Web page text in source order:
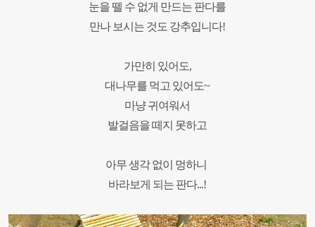
눈을 뗄 수 없게 만드는 판다를
만나 보시는 것도 강추입니다!
가만히 있어도,
대나무를 먹고 있어도~
마냥 귀여워서
발걸음을 떼지 못하고
아무 생각 없이 멍하니
바라보게 되는 판다...!